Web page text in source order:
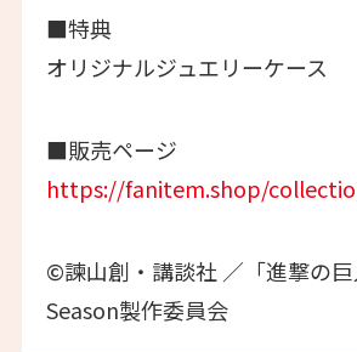
■特典
オリジナルジュエリーケース
■販売ページ
https://fanitem.shop/
©諫山創・講談社 ／「進撃の
Season製作委員会